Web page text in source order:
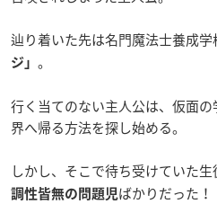
辿り着いた先は名門魔法士養成学
ジ」 。
行く当てのない主人公は、仮面
界へ帰る方法を探し始める。
しかし、そこで待ち受けていた生
調性皆無の問題児ばかりだった！